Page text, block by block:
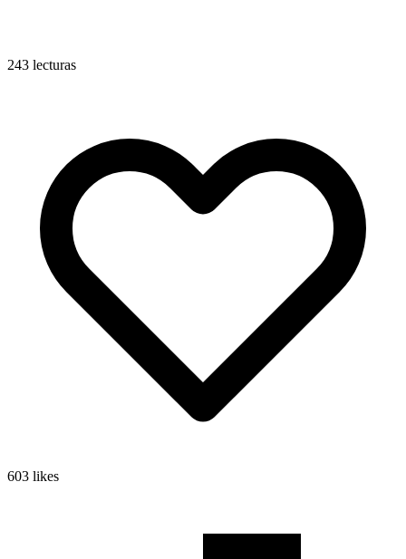
243 lecturas
603 likes